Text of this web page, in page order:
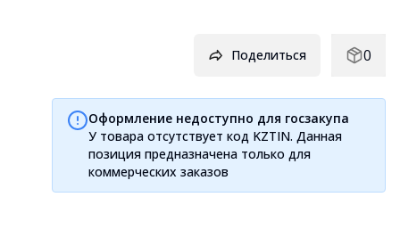
Поделиться 0
Оформление недоступно для госзакупа
У товара отсутствует код KZTIN. Данная
позиция предназначена только для
коммерческих заказов